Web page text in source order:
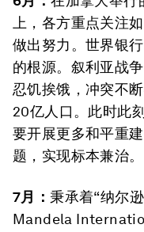
上，各方重点关注
做出努力。世界银
的根源。叙利亚战
忍饥挨饿，冲突不
20亿人口。此时此
要开展更多和平重
题，实现标本兼治。
7月： 秉承着“纳尔
Mandela